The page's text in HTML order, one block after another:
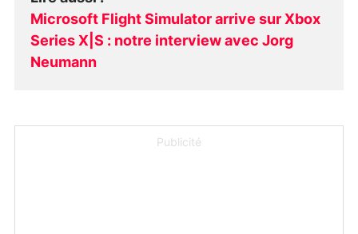
Microsoft Flight Simulator arrive sur Xbox
Series X|S : notre interview avec Jorg
Neumann
Publicité